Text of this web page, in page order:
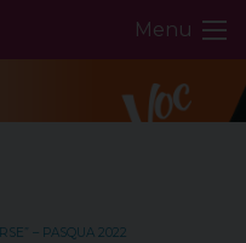
Menu
– PASQUA 2022